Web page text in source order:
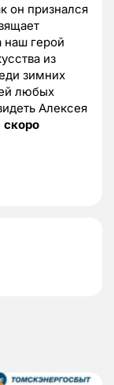
он признался
наш герой
из
зимних
любых
Алексея
скоро